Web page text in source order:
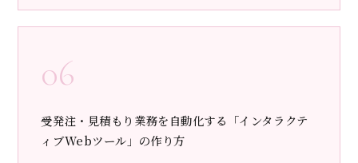
06
受発注・見積もり業務を自動化する「インタラクテ
ィブWebツール」の作り方